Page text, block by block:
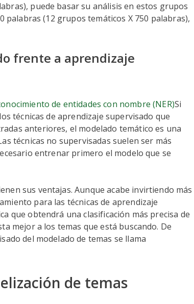
puede basar su análisis en estos grupos
palabras (12 grupos temáticos X 750 palabras),
frente a aprendizaje
de entidades con nombre (NER)Si
técnicas de aprendizaje supervisado que
anteriores, el modelado temático es una
técnicas no supervisadas suelen ser más
entrenar primero el modelo que se
sus ventajas. Aunque acabe invirtiendo más
para las técnicas de aprendizaje
que obtendrá una clasificación más precisa de
mejor a los temas que está buscando. De
del modelado de temas se llama
de temas